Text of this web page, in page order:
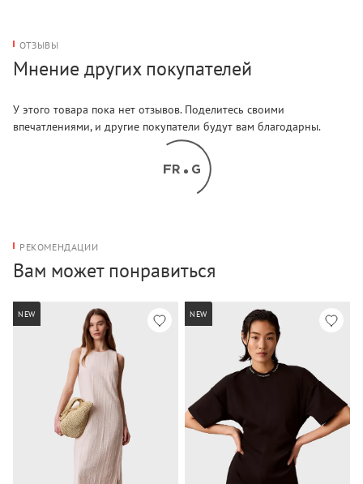
ОТЗЫВЫ
Мнение других покупателей
У этого товара пока нет отзывов. Поделитесь своими
впечатлениями, и другие покупатели будут вам благодарны.
РЕКОМЕНДАЦИИ
Вам может понравиться
NEW NEW